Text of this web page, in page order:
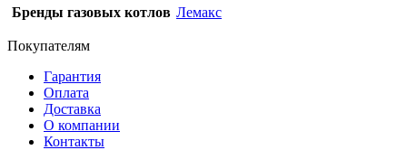
Бренды газовых котлов Лемакс
Покупателям
Гарантия
Оплата
Доставка
О компании
Контакты